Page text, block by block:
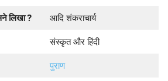
लिखा ? आदि शंकराचार्य
संस्कृत और हिंदी
पुराण